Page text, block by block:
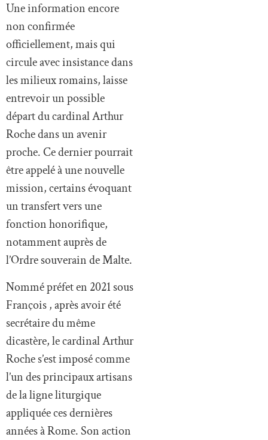
Une information encore
non confirmée
officiellement, mais qui
circule avec insistance dans
les milieux romains, laisse
entrevoir un possible
départ du cardinal Arthur
Roche dans un avenir
proche. Ce dernier pourrait
être appelé à une nouvelle
mission, certains évoquant
un transfert vers une
fonction honorifique,
notamment auprès de
l’Ordre souverain de Malte.
Nommé préfet en 2021 sous
François , après avoir été
secrétaire du même
dicastère, le cardinal Arthur
Roche s’est imposé comme
l’un des principaux artisans
de la ligne liturgique
appliquée ces dernières
années à Rome. Son action